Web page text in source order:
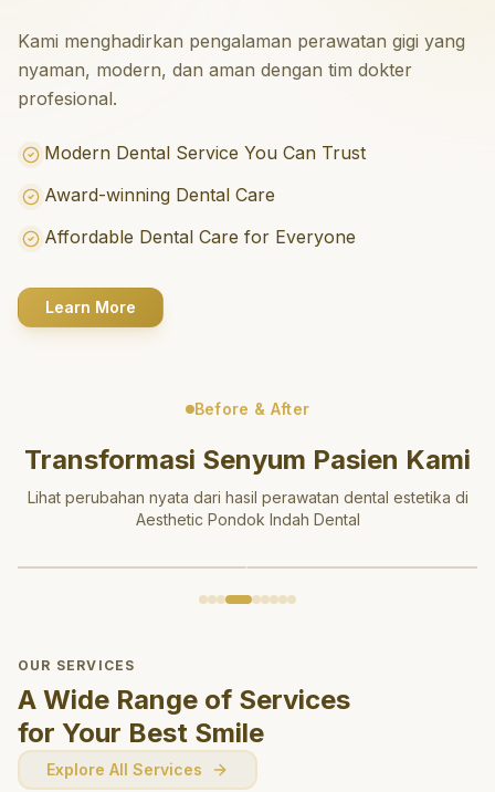
Kami menghadirkan pengalaman perawatan gigi yang
nyaman, modern, dan aman dengan tim dokter
profesional.
Modern Dental Service You Can Trust
Award-winning Dental Care
Affordable Dental Care for Everyone
Learn More
Before & After
Transformasi Senyum Pasien Kami
Lihat perubahan nyata dari hasil perawatan dental estetika di
Aesthetic Pondok Indah Dental
OUR SERVICES
A Wide Range of Services
for Your Best Smile
Explore All Services